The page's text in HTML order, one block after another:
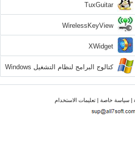
TuxGuitar
WirelessKeyView
XWidget
كتالوج البرامج لنظام التشغيل Windows
7
سياسة خاصة|تعليمات الاستخدام